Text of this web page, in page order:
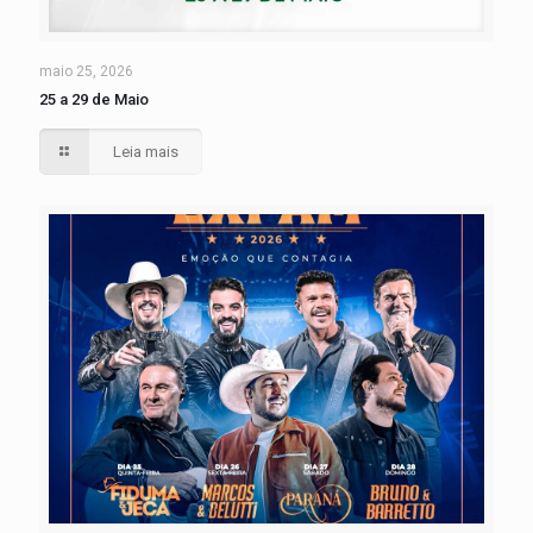
maio 25, 2026
25 a 29 de Maio
Leia mais